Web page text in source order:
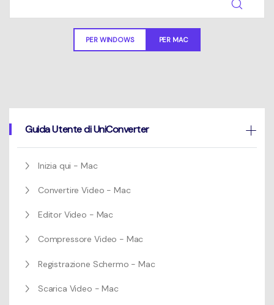
Mac Utenti
Informazioni di più
PER WINDOWS PER MAC
Guida Utente di UniConverter
Inizia qui - Mac
Convertire Video - Mac
Editor Video - Mac
Compressore Video - Mac
Registrazione Schermo - Mac
Scarica Video - Mac